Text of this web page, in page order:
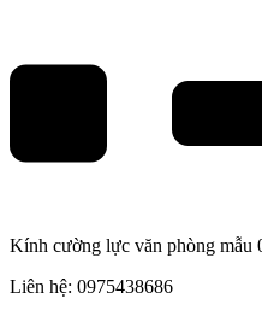
Kính cường lực văn phòng mẫu
Liên hệ: 0975438686